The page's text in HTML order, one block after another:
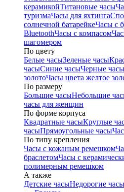
керамикойТитановые часы
туризмаЧасы для яхтинга
солнечной батарейкеЧасы с
BluetoothЧасы с компасом
шагомером
По цвету
Белые часыЗеленые часы
часыСиние часыЧерные часы
золотоЧасы цвета желтое
По размеру
Большие часыНебольшие
часы для женщин
По форме корпуса
Квадратные часыКруглые
часыПрямоугольные часы
По типу крепления
Часы с кожаным ремешком
браслетомЧасы с
полимерным ремешком
А также
Детские часыНедорогие часы